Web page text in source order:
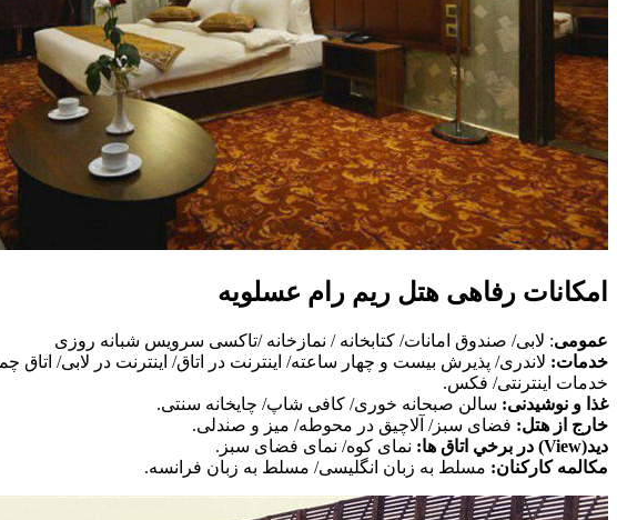
امکانات رفاهی هتل ریم رام عسلویه
عمومی: لابی/ صندوق امانات/ کتابخانه / نمازخانه /تاکسی سرویس شبانه روزی
خدمات:
خدمات اینترنتی/ فکس.
غذا و نوشیدنی: سالن صبحانه خوری/ کافی شاپ/ چایخانه سنتی.
خارج از هتل: فضای سبز/ آلاچیق در محوطه/ میز و صندلی.
ديد(View) در برخي اتاق ها:
نمای کوه/ نمای فضای سبز.
مكالمه كاركنان: مسلط به زبان انگلیسی/ مسلط به زبان فرانسه.